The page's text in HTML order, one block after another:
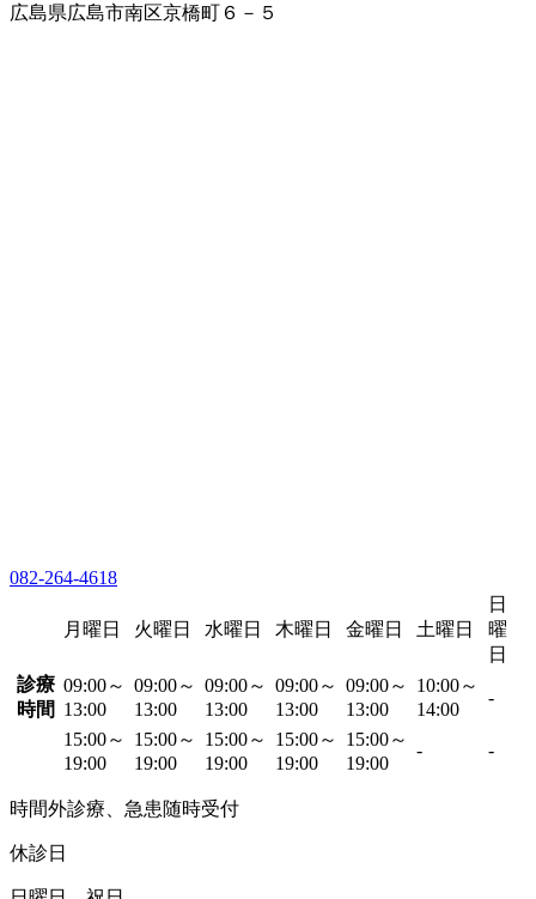
広島県広島市南区京橋町６－５
082-264-4618
月曜日 火曜日 水曜日 木曜日 金曜日 土曜日
日
曜
日
診療
時間
09:00～
13:00
09:00～
13:00
09:00～
13:00
09:00～
13:00
09:00～
13:00
10:00～
14:00
-
15:00～
19:00
15:00～
19:00
15:00～
19:00
15:00～
19:00
15:00～
19:00
- -
時間外診療、急患随時受付
休診日